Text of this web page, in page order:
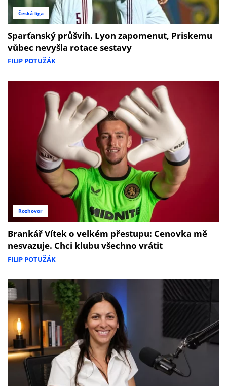
Česká liga
Sparťanský průšvih. Lyon zapomenut, Priskemu
vůbec nevyšla rotace sestavy
FILIP POTUŽÁK
Rozhovor
Brankář Vítek o velkém přestupu: Cenovka mě
nesvazuje. Chci klubu všechno vrátit
FILIP POTUŽÁK